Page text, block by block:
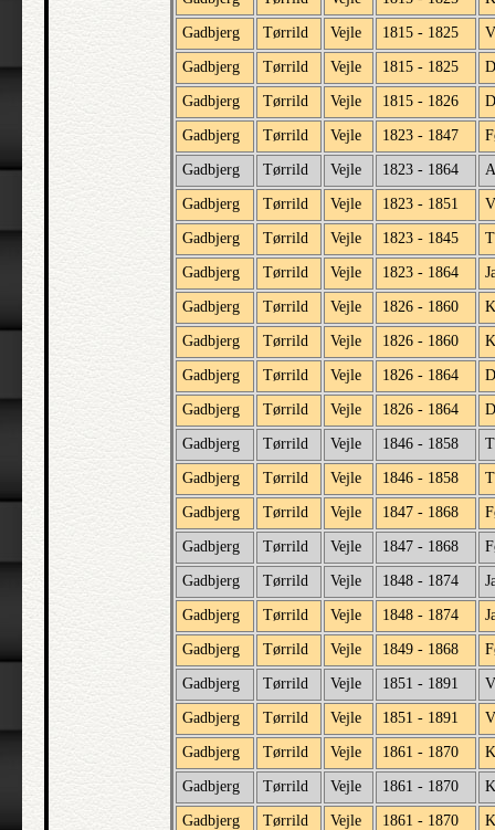
Gadbjerg Tørrild Vejle 1815 - 1825
Gadbjerg Tørrild Vejle 1815 - 1825
Gadbjerg Tørrild Vejle 1815 - 1826
Gadbjerg Tørrild Vejle 1823 - 1847
Gadbjerg Tørrild Vejle 1823 - 1864
Gadbjerg Tørrild Vejle 1823 - 1851
Gadbjerg Tørrild Vejle 1823 - 1845
Gadbjerg Tørrild Vejle 1823 - 1864
Gadbjerg Tørrild Vejle 1826 - 1860
Gadbjerg Tørrild Vejle 1826 - 1860
Gadbjerg Tørrild Vejle 1826 - 1864
Gadbjerg Tørrild Vejle 1826 - 1864
Gadbjerg Tørrild Vejle 1846 - 1858
Gadbjerg Tørrild Vejle 1846 - 1858
Gadbjerg Tørrild Vejle 1847 - 1868
Gadbjerg Tørrild Vejle 1847 - 1868
Gadbjerg Tørrild Vejle 1848 - 1874
Gadbjerg Tørrild Vejle 1848 - 1874
Gadbjerg Tørrild Vejle 1849 - 1868
Gadbjerg Tørrild Vejle 1851 - 1891
Gadbjerg Tørrild Vejle 1851 - 1891
Gadbjerg Tørrild Vejle 1861 - 1870
Gadbjerg Tørrild Vejle 1861 - 1870
Gadbjerg Tørrild Vejle 1861 - 1870